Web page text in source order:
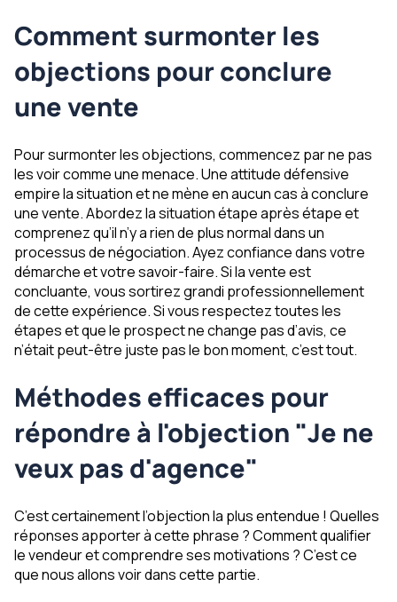
Comment surmonter les
objections pour conclure
une vente
Pour surmonter les objections, commencez par ne pas
les voir comme une menace. Une attitude défensive
empire la situation et ne mène en aucun cas à conclure
une vente. Abordez la situation étape après étape et
comprenez qu’il n’y a rien de plus normal dans un
processus de négociation. Ayez confiance dans votre
démarche et votre savoir-faire. Si la vente est
concluante, vous sortirez grandi professionnellement
de cette expérience. Si vous respectez toutes les
étapes et que le prospect ne change pas d’avis, ce
n’était peut-être juste pas le bon moment, c’est tout.
Méthodes efficaces pour
répondre à l'objection "Je ne
veux pas d'agence"
C’est certainement l’objection la plus entendue ! Quelles
réponses apporter à cette phrase ? Comment qualifier
le vendeur et comprendre ses motivations ? C’est ce
que nous allons voir dans cette partie.